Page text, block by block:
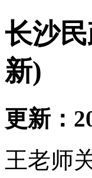
长沙
新)
更新：
王老师